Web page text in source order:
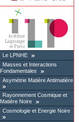
Le LPNHE
Masses et Interactions
Fondamentales
Asymétrie Matière Antimatière
Rayonnement Cosmique et
Matière Noire
Cosmologie et Energie Noire